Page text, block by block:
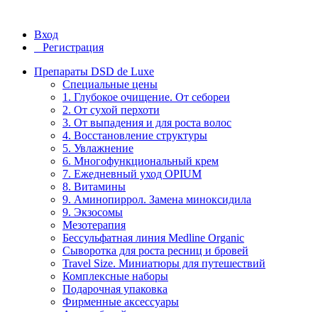
Вход
Регистрация
Препараты DSD de Luxe
Специальные цены
1. Глубокое очищение. От себореи
2. От сухой перхоти
3. От выпадения и для роста волос
4. Восстановление структуры
5. Увлажнение
6. Многофункциональный крем
7. Ежедневный уход OPIUM
8. Витамины
9. Аминопиррол. Замена миноксидила
9. Экзосомы
Мезотерапия
Бессульфатная линия Medline Organic
Сыворотка для роста ресниц и бровей
Travel Size. Миниатюры для путешествий
Комплексные наборы
Подарочная упаковка
Фирменные аксессуары